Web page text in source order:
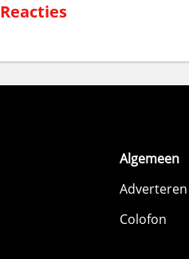
Reacties
Algemeen
Adverteren
Colofon